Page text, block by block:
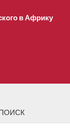
в Африку